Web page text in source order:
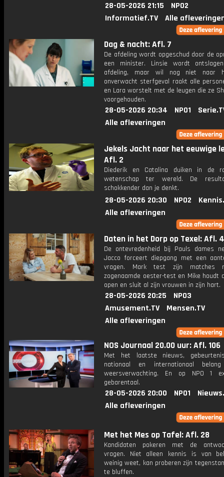
28-05-2026 21:15
NPO2
Informatief.TV
Alle
Dag & nacht: Afl. 7
De afdeling wordt opgeschud door de
een minister. Linsie wordt
afdeling, maar wil nog niet naar
onverwacht sterfgeval raakt alle
en Lara worstelt met de leugen die ze
voorgehouden.
28-05-2026 20:34 NPO1
Alle afleveringen
Jekels Jacht naar het eeuwige
Afl. 2
Diederik en Catalina duiken in de
wetenschap ter wereld. De
schokkender dan je denkt.
28-05-2026 20:30 NPO2
Alle afleveringen
Daten in het Dorp op Texel: Afl. 4
De ontevredenheid bij Pauls dames
Jacco forceert diepgang met een
vragen. Mark test zijn matches
zogenaamde oester-test en Mike houdt
open en sluit al zijn vrouwen in zijn hart.
28-05-2026 20:25
NPO3
Amusement.TV
Mensen.TV
Alle afleveringen
NOS Journaal 20.00 uur: Afl. 106
Met het laatste nieuws,
nationaal en internationaal
weersverwachting. En op NPO 1
gebarentaal.
28-05-2026 20:00 NPO1
Alle afleveringen
Met het Mes op Tafel: Afl. 28
Kandidaten pokeren met de
vragen. Niet alleen kennis is van
weinig weet, kan proberen zijn
te bluffen.